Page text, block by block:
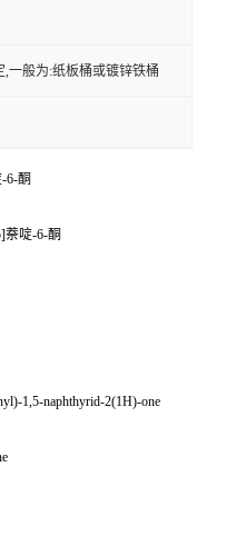
,一般为:纸板桶或镀锌铁桶
6-酮
萘啶-6-酮
1,5-naphthyrid-2(1H)-one